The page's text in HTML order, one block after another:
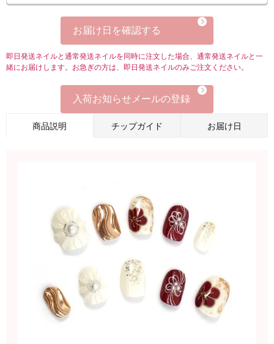
お届け日を確認する
即日発送ネイルと通常発送ネイルを同時に注文した場合、通常発送ネイルと一
緒にお届けします。お急ぎの方は、即日発送ネイルのみご注文ください。
入荷お知らせメールの登録
商品説明 チップガイド お届け日